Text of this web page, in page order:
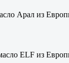
Арал из
ELF из